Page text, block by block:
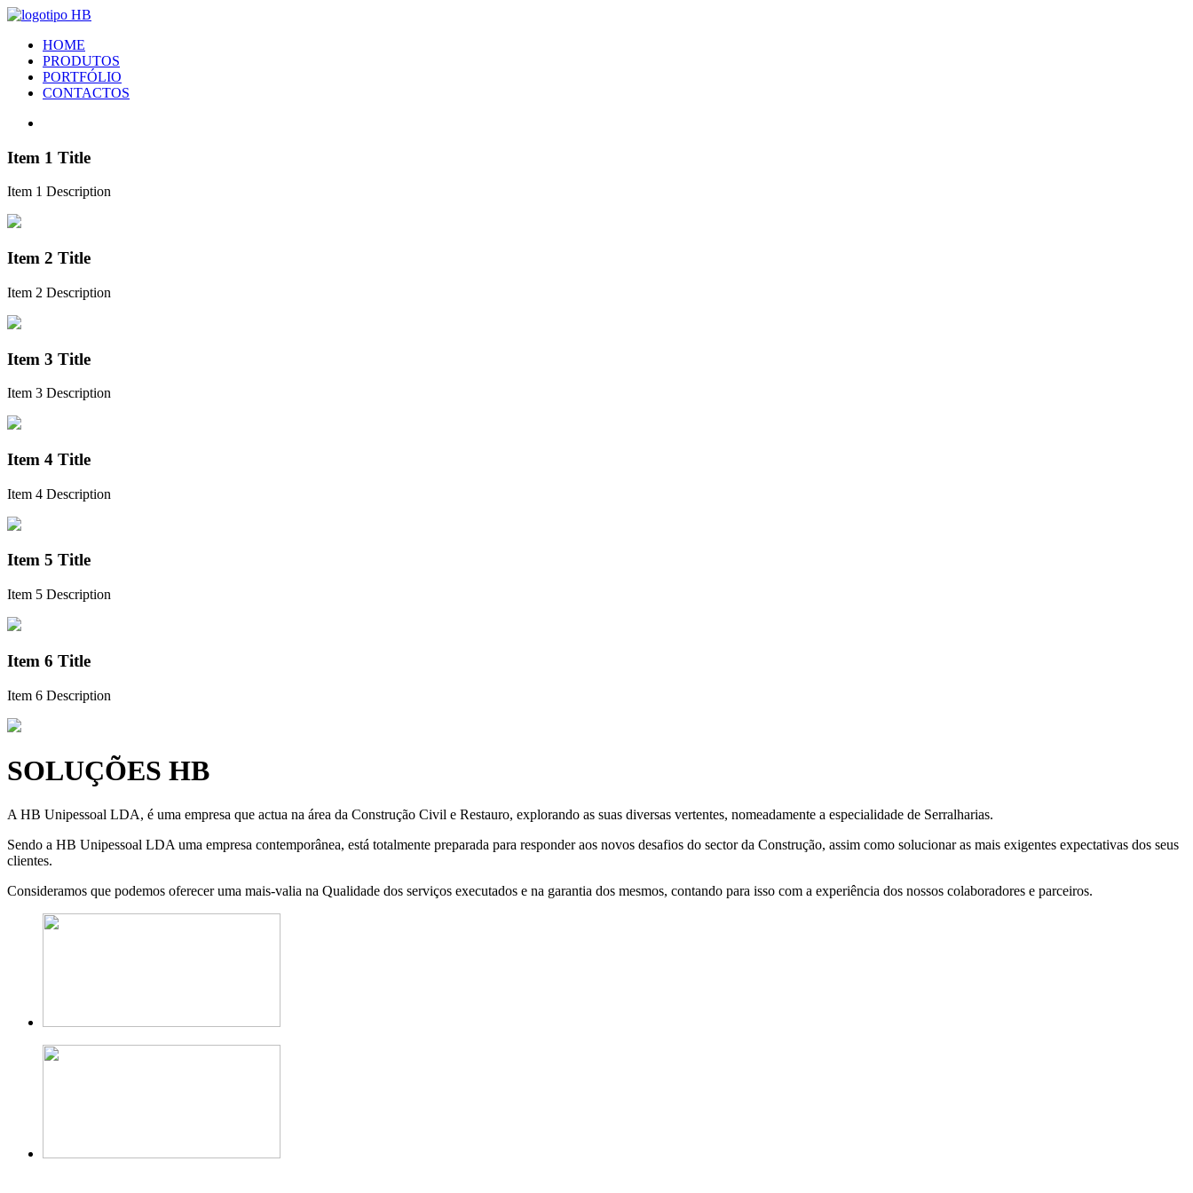
HOME
PRODUTOS
PORTFÓLIO
CONTACTOS
Item 1 Title
Item 1 Description
Item 2 Title
Item 2 Description
Item 3 Title
Item 3 Description
Item 4 Title
Item 4 Description
Item 5 Title
Item 5 Description
Item 6 Title
Item 6 Description
SOLUÇÕES HB
A HB Unipessoal LDA, é uma empresa que actua na área da Construção Civil e Restauro, explorando as suas diversas vertentes, nomeadamente a especialidade de Serralharias.
Sendo a HB Unipessoal LDA uma empresa contemporânea, está totalmente preparada para responder aos novos desafios do sector da Construção, assim como solucionar as mais exigentes expectativas dos seus
clientes.
Consideramos que podemos oferecer uma mais-valia na Qualidade dos serviços executados e na garantia dos mesmos, contando para isso com a experiência dos nossos colaboradores e parceiros.